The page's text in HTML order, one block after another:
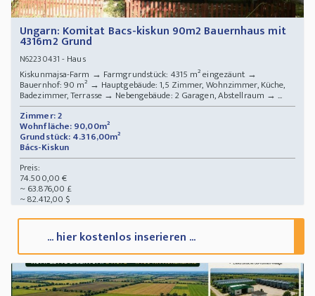
Ungarn: Komitat Bacs-kiskun 90m2 Bauernhaus mit
4316m2 Grund
N62230431 - Haus
Kiskunmajsa-Farm → Farmgrundstück: 4315 m² eingezäunt →
Bauernhof: 90 m² → Hauptgebäude: 1,5 Zimmer, Wohnzimmer, Küche,
Badezimmer, Terrasse → Nebengebäude: 2 Garagen, Abstellraum → ...
Zimmer: 2
Wohnfläche: 90,00m²
Grundstück: 4.316,00m²
Bács-Kiskun
Preis:
74.500,00 €
~ 63.876,00 £
~ 82.412,00 $
... hier kostenlos inserieren ...